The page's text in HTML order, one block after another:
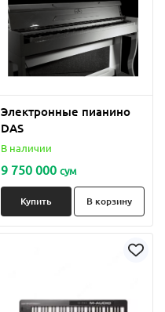
Электронные пианино
DAS
В наличии
9 750 000 сум
Купить В корзину